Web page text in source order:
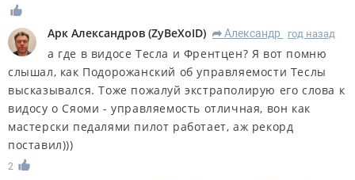
Арк Александров (ZyBeXoID) R Александр год назад
а где в видосе Тесла и Френтцен? Я вот помню
слышал, как Подорожанский об управляемости Теслы
высказывался. Тоже пожалуй экстраполирую его слова к
видосу о Сяоми - управляемость отличная, вон как
мастерски педалями пилот работает, аж рекорд
поставил)))
2